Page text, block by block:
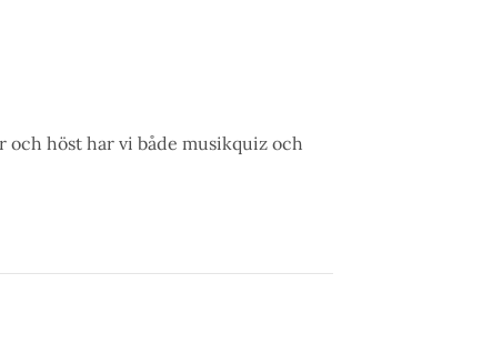
och höst har vi både musikquiz och